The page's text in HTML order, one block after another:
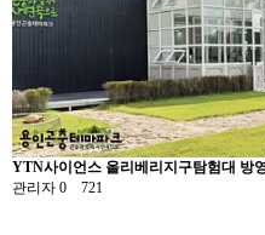
YTN사이언스 올리베리지구탐험대 방
관리자 0 721